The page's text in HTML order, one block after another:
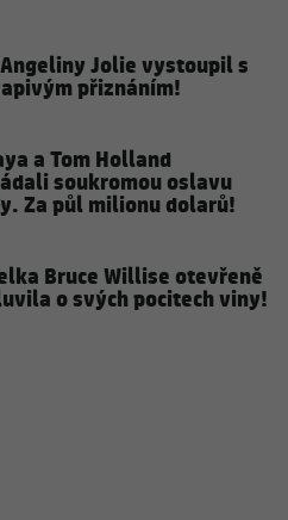
Jolie vystoupil s
přiznáním!
a Tom Holland
soukromou oslavu
Za půl milionu dolarů!
Bruce Willise otevřeně
o svých pocitech viny!